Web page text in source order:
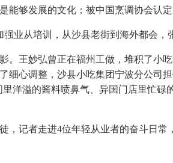
发展的文化；被中国烹调协会认定
从培训，从沙县老街到海外都会，
王妙弘曾正在福州工做，堆积了小
心调整，沙县小吃集团宁波分公司
洋溢的酱料喷鼻气、异国门店里忙
者走进4位年轻从业者的奋斗日常